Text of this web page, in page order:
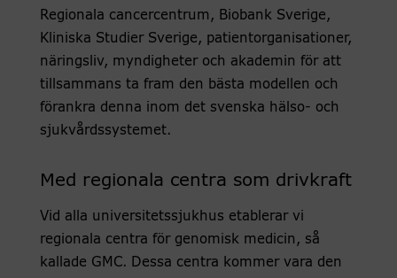
Regionala cancercentrum, Biobank Sverige,
Kliniska Studier Sverige, patientorganisationer,
näringsliv, myndigheter och akademin för att
tillsammans ta fram den bästa modellen och
förankra denna inom det svenska hälso- och
sjukvårdssystemet.
Med regionala centra som drivkraft
Vid alla universitetssjukhus etablerar vi
regionala centra för genomisk medicin, så
kallade GMC. Dessa centra kommer vara den